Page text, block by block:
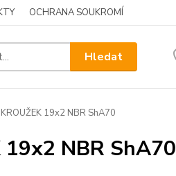
OCHRANA SOUKROMÍ
Hledat
19x2 NBR ShA70
19x2 NBR ShA70